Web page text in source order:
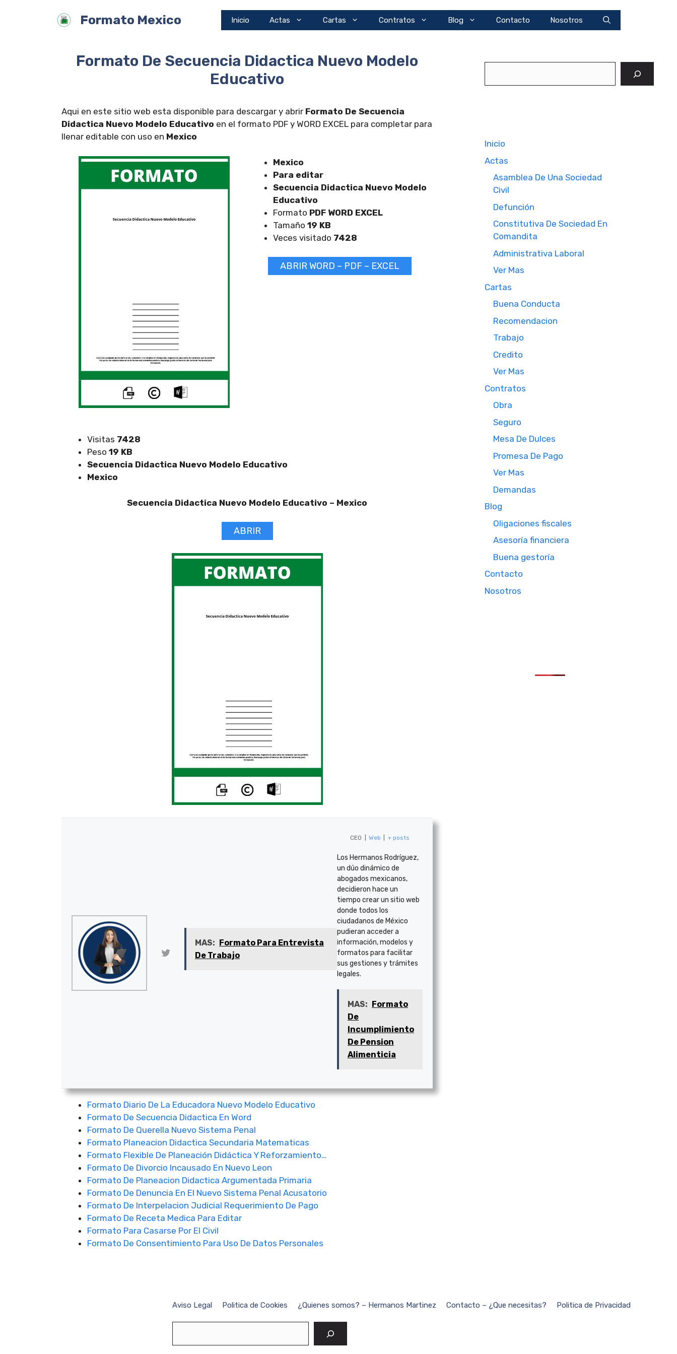
Formato Mexico Inicio Actas Cartas Contratos Blog Contacto Nosotros
Formato De Secuencia Didactica Nuevo Modelo
Educativo
Aqui en este sitio web esta disponible para descargar y abrir Formato De Secuencia
Didactica Nuevo Modelo Educativo en el formato PDF y WORD EXCEL para completar para
llenar editable con uso en Mexico
Mexico
Para editar
Secuencia Didactica Nuevo Modelo
Educativo
Formato PDF WORD EXCEL
Tamaño 19 KB
Veces visitado 7428
ABRIR WORD – PDF – EXCEL
Visitas 7428
Peso 19 KB
Secuencia Didactica Nuevo Modelo Educativo
Mexico
Secuencia Didactica Nuevo Modelo Educativo – Mexico
ABRIR
MAS: Formato Para Entrevista
De Trabajo
CEO Web + posts
Los Hermanos Rodríguez,
un dúo dinámico de
abogados mexicanos,
decidieron hace un
tiempo crear un sitio web
donde todos los
ciudadanos de México
pudieran acceder a
información, modelos y
formatos para facilitar
sus gestiones y trámites
legales.
MAS: Formato
De
Incumplimiento
De Pension
Alimenticia
Formato Diario De La Educadora Nuevo Modelo Educativo
Formato De Secuencia Didactica En Word
Formato De Querella Nuevo Sistema Penal
Formato Planeacion Didactica Secundaria Matematicas
Formato Flexible De Planeación Didáctica Y Reforzamiento…
Formato De Divorcio Incausado En Nuevo Leon
Formato De Planeacion Didactica Argumentada Primaria
Formato De Denuncia En El Nuevo Sistema Penal Acusatorio
Formato De Interpelacion Judicial Requerimiento De Pago
Formato De Receta Medica Para Editar
Formato Para Casarse Por El Civil
Formato De Consentimiento Para Uso De Datos Personales
Inicio
Actas
Asamblea De Una Sociedad
Civil
Defunción
Constitutiva De Sociedad En
Comandita
Administrativa Laboral
Ver Mas
Cartas
Buena Conducta
Recomendacion
Trabajo
Credito
Ver Mas
Contratos
Obra
Seguro
Mesa De Dulces
Promesa De Pago
Ver Mas
Demandas
Blog
Oligaciones fiscales
Asesoría financiera
Buena gestoría
Contacto
Nosotros
Aviso Legal Politica de Cookies ¿Quienes somos? – Hermanos Martinez Contacto – ¿Que necesitas? Politica de Privacidad